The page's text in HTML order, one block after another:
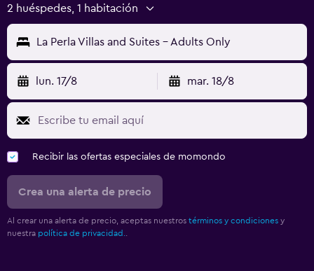
2 huéspedes, 1 habitación
La Perla Villas and Suites - Adults Only
lun. 17/8 mar. 18/8
Recibir las ofertas especiales de momondo
Crea una alerta de precio
Al crear una alerta de precio, aceptas nuestros términos y condiciones y
nuestra política de privacidad.